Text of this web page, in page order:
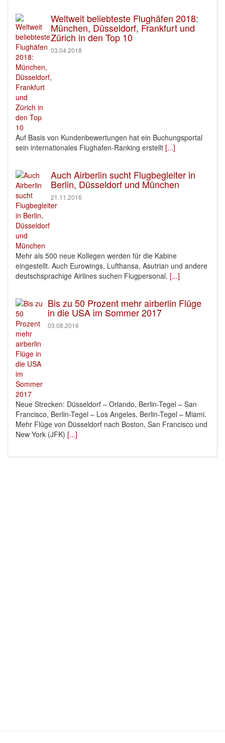
Weltweit beliebteste Flughäfen 2018:
München, Düsseldorf, Frankfurt und
Zürich in den Top 10
03.04.2018
Auf Basis von Kundenbewertungen hat ein Buchungsportal
sein internationales Flughafen-Ranking erstellt [...]
Auch Airberlin sucht Flugbegleiter in
Berlin, Düsseldorf und München
21.11.2016
Mehr als 500 neue Kollegen werden für die Kabine
eingestellt. Auch Eurowings, Lufthansa, Asutrian und andere
deutschsprachige Airlines suchen Flugpersonal. [...]
Bis zu 50 Prozent mehr airberlin Flüge
in die USA im Sommer 2017
03.08.2016
Neue Strecken: Düsseldorf – Orlando, Berlin-Tegel – San
Francisco, Berlin-Tegel – Los Angeles, Berlin-Tegel – Miami.
Mehr Flüge von Düsseldorf nach Boston, San Francisco und
New York (JFK) [...]